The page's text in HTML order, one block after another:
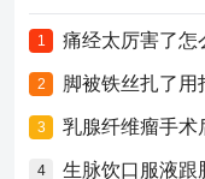
1 痛经太厉害了怎
2 脚被铁丝扎了用
3 乳腺纤维瘤手术
4 生脉饮口服液跟